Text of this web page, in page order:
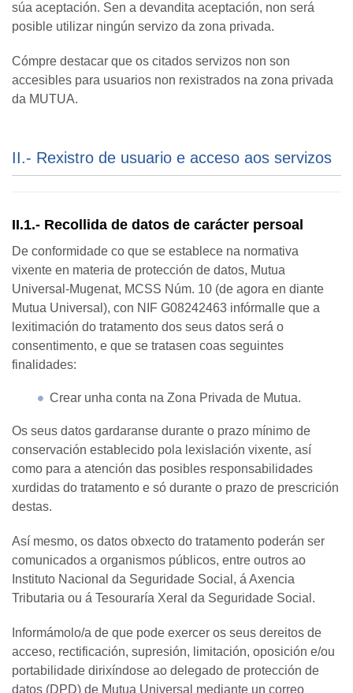
súa aceptación. Sen a devandita aceptación, non será
posible utilizar ningún servizo da zona privada.
Cómpre destacar que os citados servizos non son
accesibles para usuarios non rexistrados na zona privada
da MUTUA.
II.- Rexistro de usuario e acceso aos servizos
II.1.- Recollida de datos de carácter persoal
De conformidade co que se establece na normativa
vixente en materia de protección de datos, Mutua
Universal-Mugenat, MCSS Núm. 10 (de agora en diante
Mutua Universal), con NIF G08242463 infórmalle que a
lexitimación do tratamento dos seus datos será o
consentimento, e que se tratasen coas seguintes
finalidades:
Crear unha conta na Zona Privada de Mutua.
Os seus datos gardaranse durante o prazo mínimo de
conservación establecido pola lexislación vixente, así
como para a atención das posibles responsabilidades
xurdidas do tratamento e só durante o prazo de prescrición
destas.
Así mesmo, os datos obxecto do tratamento poderán ser
comunicados a organismos públicos, entre outros ao
Instituto Nacional da Seguridade Social, á Axencia
Tributaria ou á Tesouraría Xeral da Seguridade Social.
Informámolo/a de que pode exercer os seus dereitos de
acceso, rectificación, supresión, limitación, oposición e/ou
portabilidade dirixíndose ao delegado de protección de
datos (DPD) de Mutua Universal mediante un correo